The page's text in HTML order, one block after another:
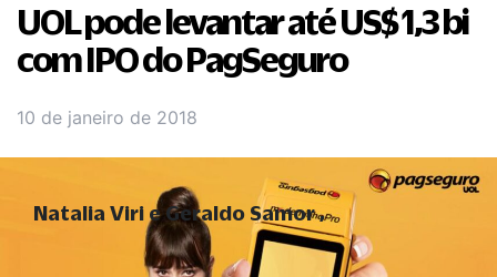
UOL pode levantar até US$ 1,3 bi
com IPO do PagSeguro
10 de janeiro de 2018
Natalia Viri e Geraldo Samor